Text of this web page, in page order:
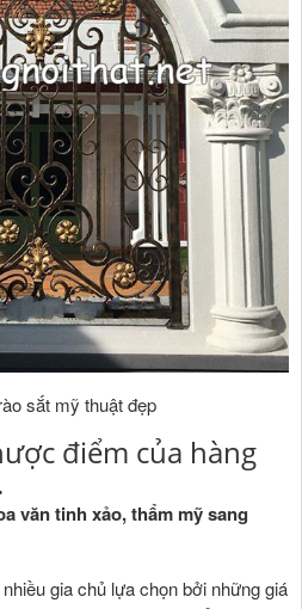
sắt mỹ thuật đẹp
điểm của hàng
văn tinh xảo, thẩm mỹ sang
gia chủ lựa chọn bởi những giá